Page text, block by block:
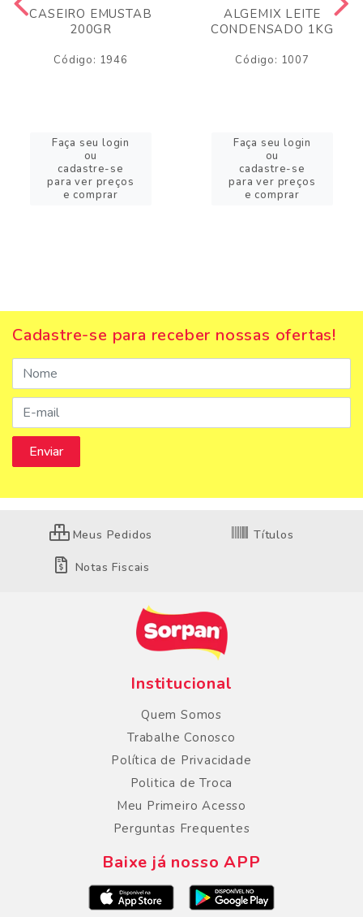
CASEIRO EMUSTAB
200GR
Código: 1946
Faça seu login
ou
cadastre-se
para ver preços
e comprar
ALGEMIX LEITE
CONDENSADO 1KG
Código: 1007
Faça seu login
ou
cadastre-se
para ver preços
e comprar
Cadastre-se para receber nossas ofertas!
Meus Pedidos Títulos
Notas Fiscais
Institucional
Quem Somos
Trabalhe Conosco
Política de Privacidade
Politica de Troca
Meu Primeiro Acesso
Perguntas Frequentes
Baixe já nosso APP